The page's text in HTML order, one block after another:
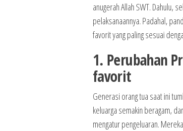
anugerah Allah SWT. Dahulu,
pelaksanaannya. Padahal,
favorit yang paling sesuai
1. Perubahan
favorit
Generasi orang tua saat ini
keluarga semakin beragam,
mengatur pengeluaran.